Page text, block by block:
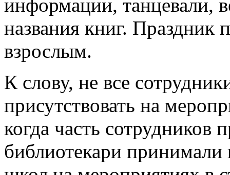
информации, танцевали,
названия книг. Праздник
взрослым.
К слову, не все
присутствовать на
когда часть сотрудников
библиотекари